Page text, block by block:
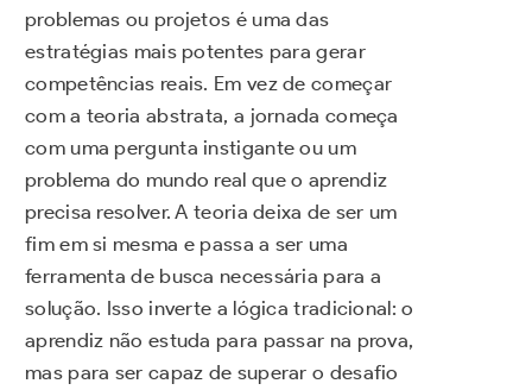
problemas ou projetos é uma das
estratégias mais potentes para gerar
competências reais. Em vez de começar
com a teoria abstrata, a jornada começa
com uma pergunta instigante ou um
problema do mundo real que o aprendiz
precisa resolver. A teoria deixa de ser um
fim em si mesma e passa a ser uma
ferramenta de busca necessária para a
solução. Isso inverte a lógica tradicional: o
aprendiz não estuda para passar na prova,
mas para ser capaz de superar o desafio